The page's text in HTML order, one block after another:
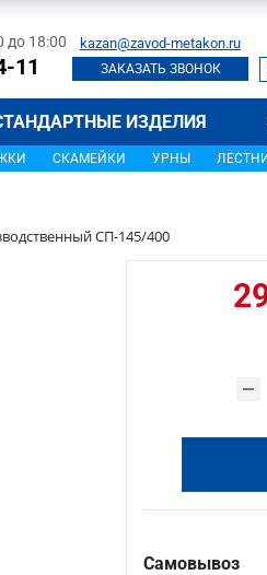
до 18:00
11
kazan@zavod-metakon.ru
ЗАКАЗАТЬ ЗВОНОК
ИЗДЕЛИЯ
СКАМЕЙКИ УРНЫ
СП-145/400
Самовывоз